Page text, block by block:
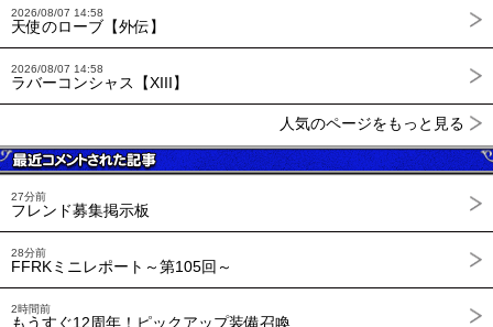
2026/08/07 14:58
天使のローブ【外伝】
2026/08/07 14:58
ラバーコンシャス【XIII】
人気のページをもっと見る
27分前
フレンド募集掲示板
28分前
FFRKミニレポート～第105回～
2時間前
もうすぐ12周年！ピックアップ装備召喚